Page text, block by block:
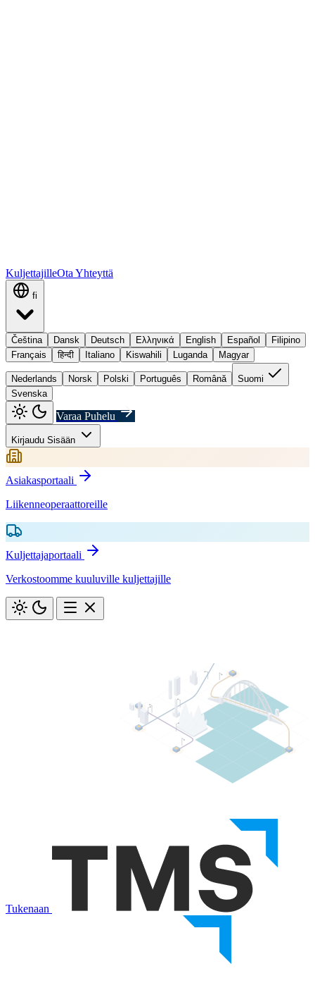
KuljettajilleOta Yhteyttä
fi
Čeština Dansk Deutsch Ελληνικά English Español
Filipino
Français
हिन्दी Italiano Kiswahili Luganda Magyar
Nederlands Norsk Polski Português Română
Suomi
Svenska
Varaa Puhelu
Kirjaudu Sisään
Asiakasportaali
Liikenneoperaattoreille
Kuljettajaportaali
Verkostoomme kuuluville kuljettajille
Tukenaan